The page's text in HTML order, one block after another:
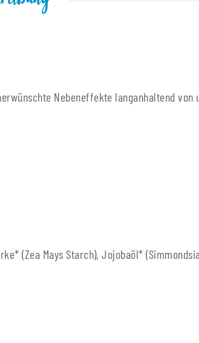
Nebeneffekte langanhaltend von
(Zea Mays Starch), Jojobaöl*